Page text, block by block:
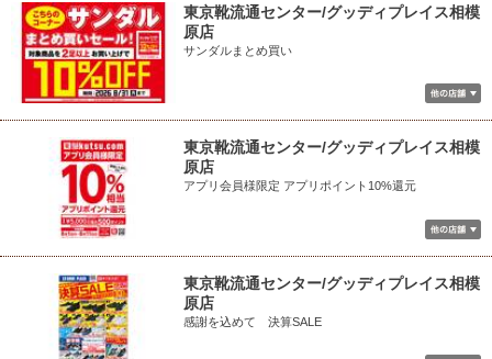
東京靴流通センター/グッディプレイス相模
原店
サンダルまとめ買い
東京靴流通センター/グッディプレイス相模
原店
アプリ会員様限定 アプリポイント10%還元
東京靴流通センター/グッディプレイス相模
原店
感謝を込めて 決算SALE